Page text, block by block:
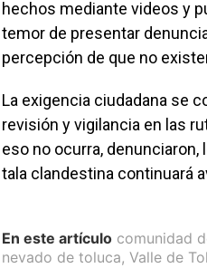
hechos mediante videos y
temor de presentar
percepción de que no
La exigencia ciudadana se
revisión y vigilancia en las
eso no ocurra,
tala clandestina continuará
En este artículo comunidad
nevado de toluca, Valle de